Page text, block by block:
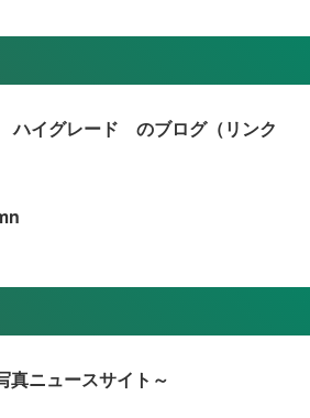
イグレード のブログ（リンク
ニュースサイト～